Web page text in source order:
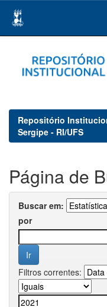
navigation
Repositório
Sergipe - RI/UFS
Página de
Buscar em:
por
Filtros correntes: